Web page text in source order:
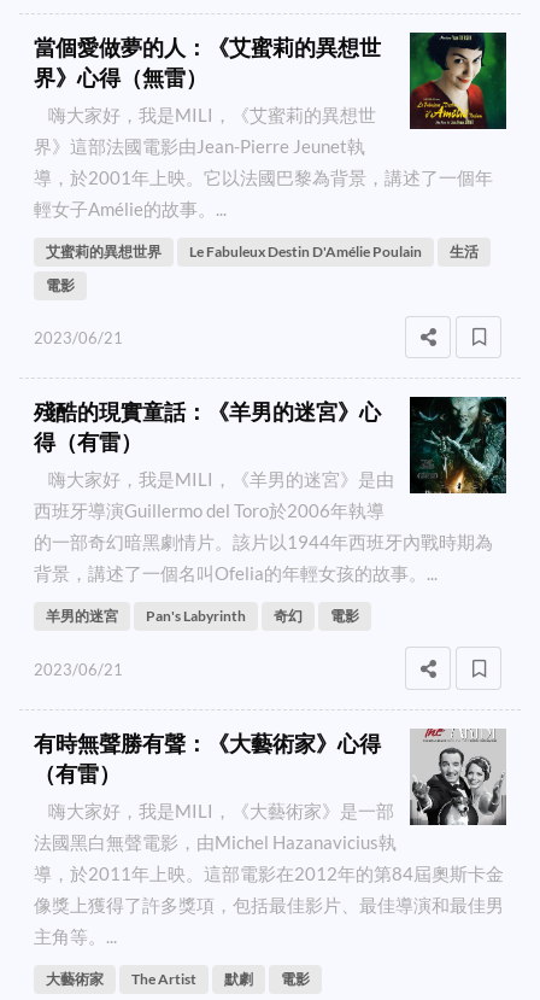
當個愛做夢的人：《艾蜜莉的異想世
界》心得（無雷）
嗨大家好，我是MILI，《艾蜜莉的異想世
界》這部法國電影由Jean-Pierre Jeunet執
導，於2001年上映。它以法國巴黎為背景，講述了一個年
輕女子Amélie的故事。...
艾蜜莉的異想世界 Le Fabuleux Destin D'Amélie Poulain
生活
電影
2023/06/21
殘酷的現實童話：《羊男的迷宮》心
得（有雷）
嗨大家好，我是MILI，《羊男的迷宮》是由
西班牙導演Guillermo del Toro於2006年執導
的一部奇幻暗黑劇情片。該片以1944年西班牙內戰時期為
背景，講述了一個名叫Ofelia的年輕女孩的故事。...
羊男的迷宮 Pan's Labyrinth 奇幻 電影
2023/06/21
有時無聲勝有聲：《大藝術家》心得
（有雷）
嗨大家好，我是MILI，《大藝術家》是一部
法國黑白無聲電影，由Michel Hazanavicius執
導，於2011年上映。這部電影在2012年的第84屆奧斯卡金
像獎上獲得了許多獎項，包括最佳影片、最佳導演和最佳男
主角等。...
大藝術家 The Artist 默劇 電影